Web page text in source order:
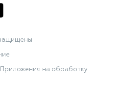
на обработку